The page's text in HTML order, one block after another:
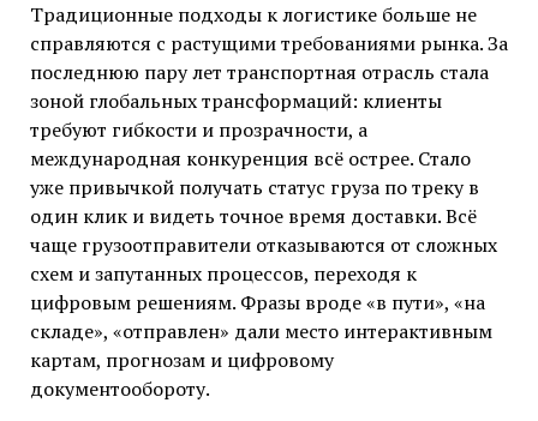
Традиционные подходы к логистике больше не
справляются с растущими требованиями рынка. За
последнюю пару лет транспортная отрасль стала
зоной глобальных трансформаций: клиенты
требуют гибкости и прозрачности, а
международная конкуренция всё острее. Стало
уже привычкой получать статус груза по треку в
один клик и видеть точное время доставки. Всё
чаще грузоотправители отказываются от сложных
схем и запутанных процессов, переходя к
цифровым решениям. Фразы вроде «в пути», «на
складе», «отправлен» дали место интерактивным
картам, прогнозам и цифровому
документообороту.